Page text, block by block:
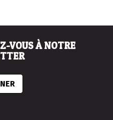
VOUS À NOTRE